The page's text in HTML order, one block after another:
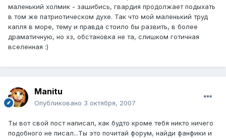
маленький холмик - зашибись, гвардия продолжает подыхать
в том же патриотическом духе. Так что мой маленький труд
капля в море, тему и правда стоило бы развить, в более
драматичную, но хз, обстановка не та, слишком готичная
вселенная :)
Manitu
Опубликовано 3 октября, 2007
Ты вот свой пост написал, как будто кроме тебя никто ничего
подобного не писал...Ты это почитай форум, найди фанфики и